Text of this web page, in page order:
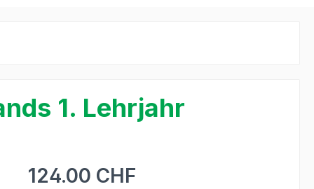
1. Lehrjahr
124.00 CHF